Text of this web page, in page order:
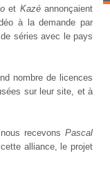
et Kazéannonçaient
à la demande par
séries avec le pays
nombre de licences
sur leur site, et à
recevons Pascal
alliance, le projet